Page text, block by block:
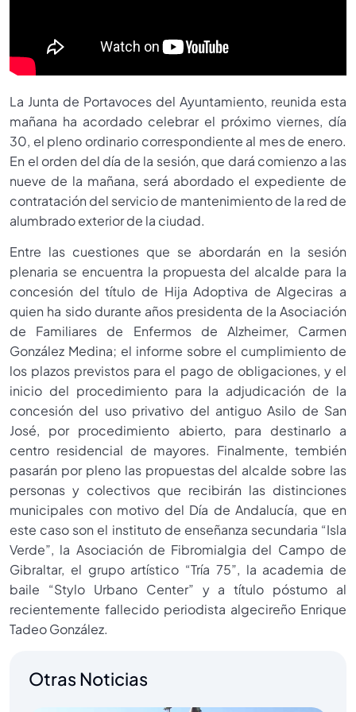
La Junta de Portavoces del Ayuntamiento, reunida esta
mañana ha acordado celebrar el próximo viernes, día
30, el pleno ordinario correspondiente al mes de enero.
En el orden del día de la sesión, que dará comienzo a las
nueve de la mañana, será abordado el expediente de
contratación del servicio de mantenimiento de la red de
alumbrado exterior de la ciudad.
Entre las cuestiones que se abordarán en la sesión
plenaria se encuentra la propuesta del alcalde para la
concesión del título de Hija Adoptiva de Algeciras a
quien ha sido durante años presidenta de la Asociación
de Familiares de Enfermos de Alzheimer, Carmen
González Medina; el informe sobre el cumplimiento de
los plazos previstos para el pago de obligaciones, y el
inicio del procedimiento para la adjudicación de la
concesión del uso privativo del antiguo Asilo de San
José, por procedimiento abierto, para destinarlo a
centro residencial de mayores. Finalmente, tembién
pasarán por pleno las propuestas del alcalde sobre las
personas y colectivos que recibirán las distinciones
municipales con motivo del Día de Andalucía, que en
este caso son el instituto de enseñanza secundaria “Isla
Verde”, la Asociación de Fibromialgia del Campo de
Gibraltar, el grupo artístico “Tría 75”, la academia de
baile “Stylo Urbano Center” y a título póstumo al
recientemente fallecido periodista algecireño Enrique
Tadeo González.
Otras Noticias